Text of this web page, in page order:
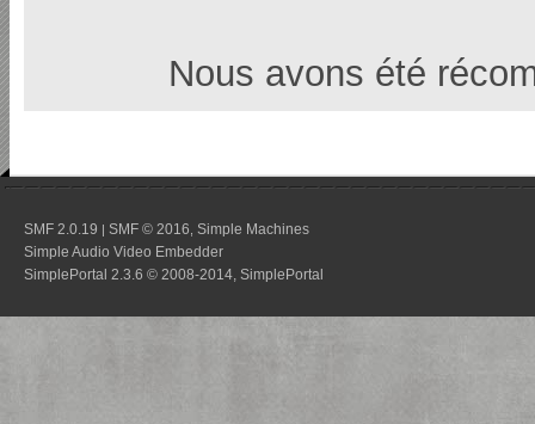
Nous avons été
SMF 2.0.19 | SMF © 2016 Simple Machines
Simple Audio Video Embedder
SimplePortal 2.3.6 © 2008-2014, SimplePortal